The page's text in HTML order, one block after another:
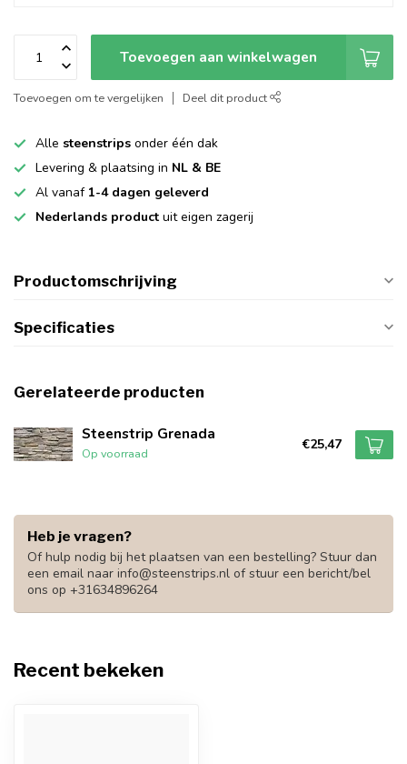
Toevoegen aan winkelwagen
Toevoegen om te vergelijken Deel dit product
Alle steenstrips onder één dak
Levering & plaatsing in NL & BE
Al vanaf 1-4 dagen geleverd
Nederlands product uit eigen zagerij
Productomschrijving
Specificaties
Gerelateerde producten
Steenstrip Grenada
Op voorraad
€25,47
Heb je vragen?
Of hulp nodig bij het plaatsen van een bestelling? Stuur dan
een email naar info@steenstrips.nl of stuur een bericht/bel
ons op +31634896264
Recent bekeken